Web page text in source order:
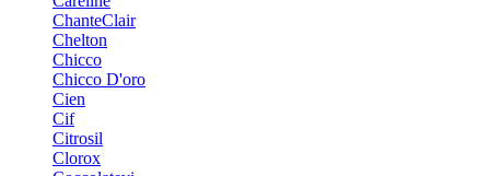
ChanteСlair
Chelton
Chicco
Chicco D'oro
Cien
Cif
Citrosil
Clorox